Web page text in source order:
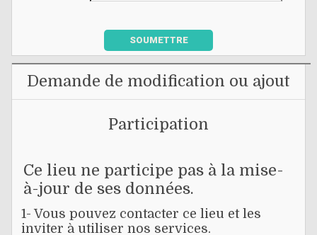
SOUMETTRE
Demande de modification ou ajout
Participation
Ce lieu ne participe pas à la mise-
à-jour de ses données.
1- Vous pouvez contacter ce lieu et les
inviter à utiliser nos services.